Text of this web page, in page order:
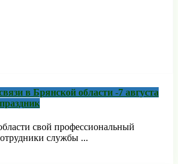
в Брянской области -7 августа
свой профессиональный
службы ...